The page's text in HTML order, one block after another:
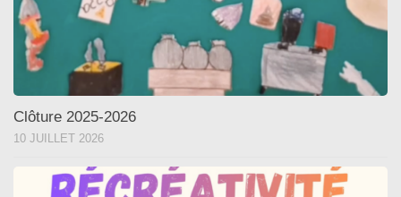
Clôture 2025-2026
10 JUILLET 2026